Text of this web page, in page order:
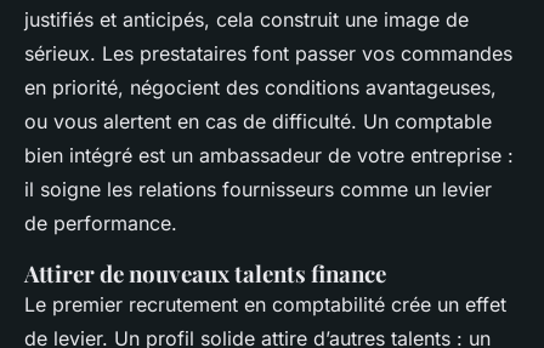
justifiés et anticipés, cela construit une image de
sérieux. Les prestataires font passer vos commandes
en priorité, négocient des conditions avantageuses,
ou vous alertent en cas de difficulté. Un comptable
bien intégré est un ambassadeur de votre entreprise :
il soigne les relations fournisseurs comme un levier
de performance.
Attirer de nouveaux talents finance
Le premier recrutement en comptabilité crée un effet
de levier. Un profil solide attire d’autres talents : un